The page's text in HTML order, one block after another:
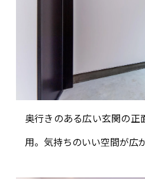
奥行きのある広い玄関の正
用。気持ちのいい空間が広